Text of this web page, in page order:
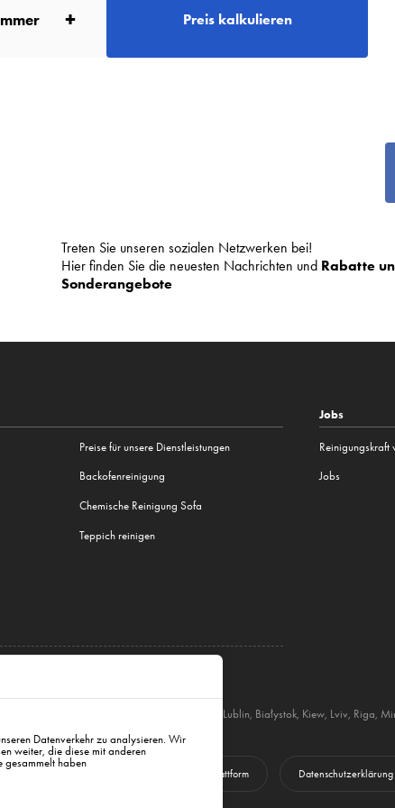
Datenverkehr zu analysieren. Wir
weiter, die diese mit anderen
gesammelt haben
+ Preis kalkulieren
Treten Sie unseren sozialen Netzwerken bei!
Hier finden Sie die neuesten Nachrichten und Rabatte
Sonderangebote
Preise für unsere Dienstleistungen
Backofenreinigung
Chemische Reinigung Sofa
Teppich reinigen
Jobs
Reinigungskraft
Jobs
Lublin, Białystok, Kiew, Lviv Riga
AGB zur Nutzung der Plattform Datenschutzerklärung